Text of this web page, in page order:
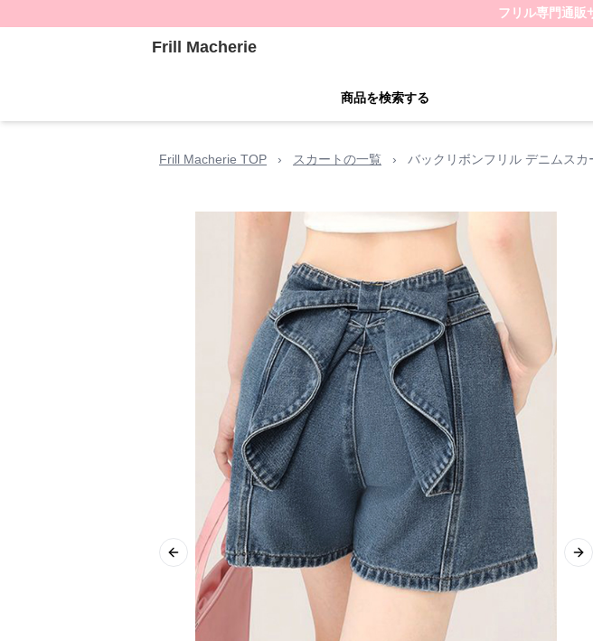
フリル専門通販
Frill Macherie
商品を検索する
Frill Macherie TOP › スカートの一覧 › バックリボンフリル デニムス
Previous slide